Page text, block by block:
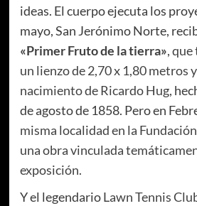
ideas. El cuerpo ejecuta los
mayo, San Jerónimo Norte,
«Primer Fruto de la tierra»,
un lienzo de 2,70 x 1,80 metros
nacimiento de Ricardo Hug,
de agosto de 1858. Pero en
misma localidad en la
una obra vinculada
exposición.
Y el legendarioLawn Tennis